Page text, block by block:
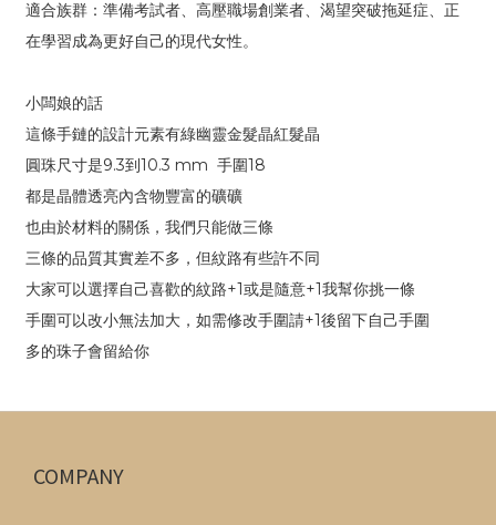
適合族群：準備考試者、高壓職場創業者、渴望突破拖延症、正
在學習成為更好自己的現代女性。
小闆娘的話
這條手鏈的設計元素有綠幽靈金髮晶紅髮晶
圓珠尺寸是9.3到10.3 mm 手圍18
都是晶體透亮內含物豐富的礦礦
也由於材料的關係，我們只能做三條
三條的品質其實差不多，但紋路有些許不同
大家可以選擇自己喜歡的紋路+1或是隨意+1我幫你挑一條
手圍可以改小無法加大，如需修改手圍請+1後留下自己手圍
多的珠子會留給你
COMPANY